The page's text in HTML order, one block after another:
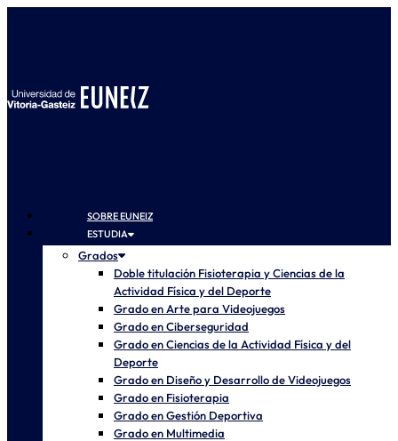
SOBRE EUNEIZ
ESTUDIA
Grados
Doble titulación Fisioterapia y Ciencias de la
Actividad Física y del Deporte
Grado en Arte para Videojuegos
Grado en Ciberseguridad
Grado en Ciencias de la Actividad Física y del
Deporte
Grado en Diseño y Desarrollo de Videojuegos
Grado en Fisioterapia
Grado en Gestión Deportiva
Grado en Multimedia